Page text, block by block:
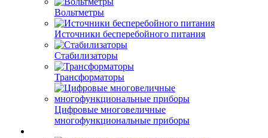
Вольтметры
Источники бесперебойного питания
Стабилизаторы
Трансформаторы
Цифровые многовеличные
многофункциональные приборы